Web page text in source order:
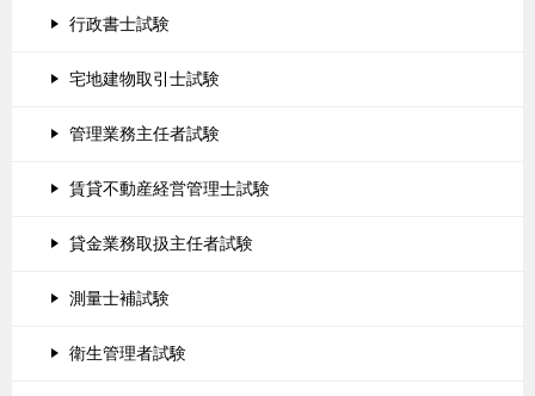
行政書士試験
宅地建物取引士試験
管理業務主任者試験
賃貸不動産経営管理士試験
貸金業務取扱主任者試験
測量士補試験
衛生管理者試験